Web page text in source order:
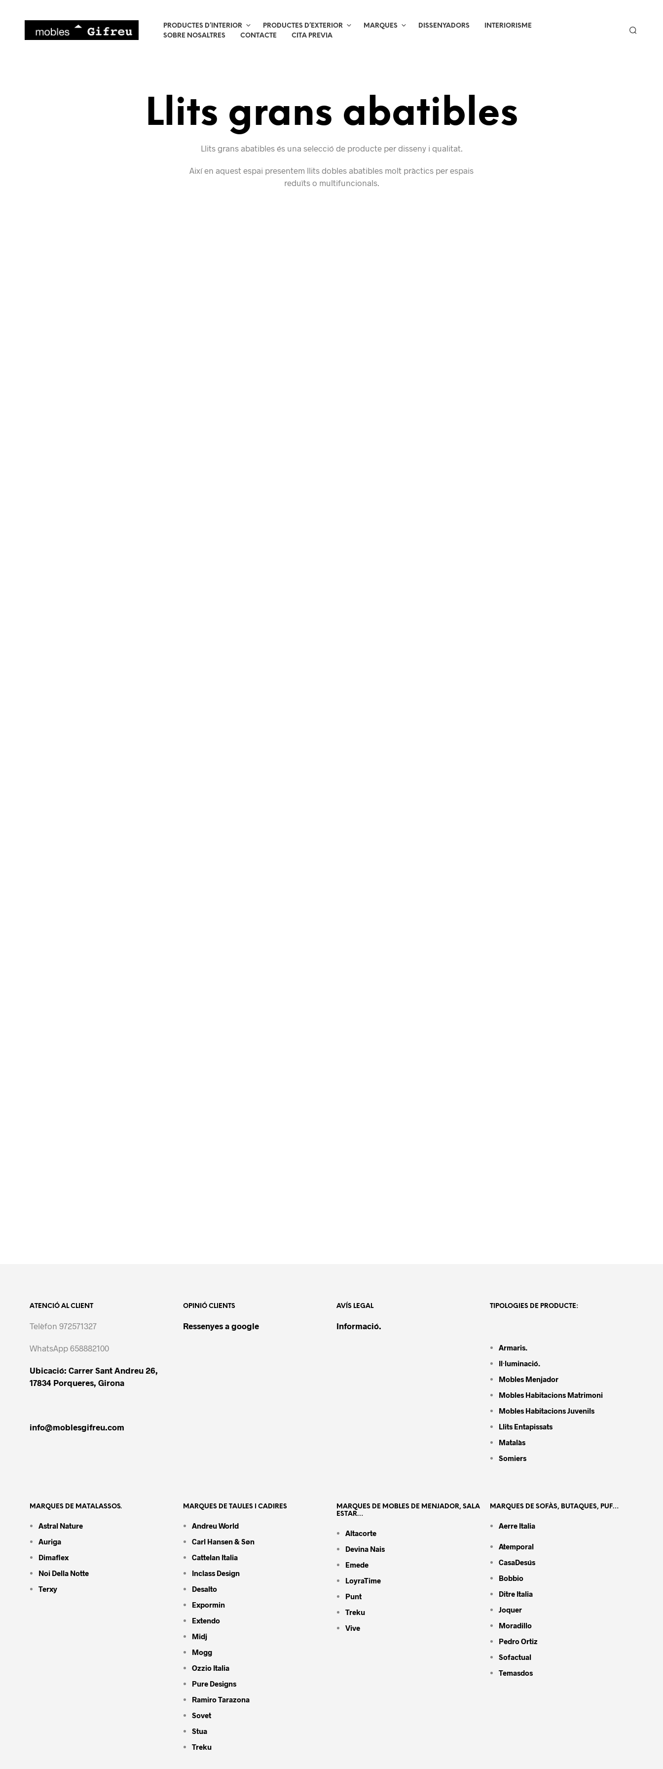
PRODUCTES D’INTERIOR PRODUCTES D’EXTERIOR MARQUES DISSENYADORS
INTERIORISME
SOBRE NOSALTRES
CONTACTE CITA PREVIA
Llits grans abatibles
Llits grans abatibles és una selecció de producte per disseny i qualitat.
Així en aquest espai presentem llits dobles abatibles molt pràctics per espais
reduïts o multifuncionals.
ATENCIÓ AL CLIENT
Telèfon 972571327
WhatsApp 658882100
Ubicació: Carrer Sant Andreu 26,
17834 Porqueres, Girona
info@moblesgifreu.com
OPINIÓ CLIENTS
Ressenyes a google
AVÍS LEGAL
Informació.
TIPOLOGIES DE PRODUCTE:
Armaris.
Il·luminació.
Mobles Menjador
Mobles Habitacions Matrimoni
Mobles Habitacions Juvenils
Llits Entapissats
Matalàs
Somiers
MARQUES DE MATALASSOS.
Astral Nature
Auriga
Dimaflex
Noi Della Notte
Terxy
MARQUES DE TAULES I CADIRES
Andreu World
Carl Hansen & Søn
Cattelan Italia
Inclass Design
Desalto
Expormin
Extendo
Midj
Mogg
Ozzio Italia
Pure Designs
Ramiro Tarazona
Sovet
Stua
Treku
MARQUES DE MOBLES DE MENJADOR, SALA
ESTAR…
Altacorte
Devina Nais
Emede
LoyraTime
Punt
Treku
Vive
MARQUES DE SOFÀS, BUTAQUES, PUF…
Aerre Italia
Atemporal
CasaDesús
Bobbio
Ditre Italia
Joquer
Moradillo
Pedro Ortiz
Sofactual
Temasdos